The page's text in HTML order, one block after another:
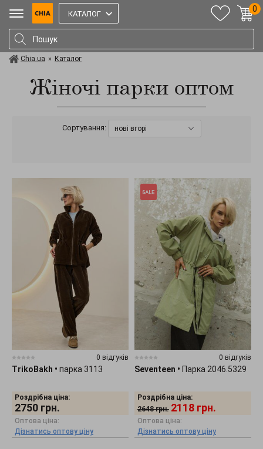
КАТАЛОГ
0
Chia.ua » Каталог
Жіночі парки оптом
Сортування: нові вгорі
0 відгуків
TrikoBakh • парка 3113
Роздрібна ціна:
2750 грн.
Оптова ціна:
Дізнатись оптову ціну
0 відгуків
Seventeen • Парка 2046.5329
Роздрібна ціна:
2648 грн. 2118 грн.
Оптова ціна:
Дізнатись оптову ціну